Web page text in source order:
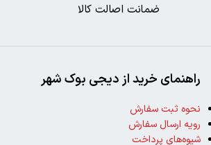
ضمانت اصالت کالا
راهنمای خرید از دیجی بوک شهر
نحوه ثبت سفارش
رویه ارسال سفارش
شیوه‌های پرداخت